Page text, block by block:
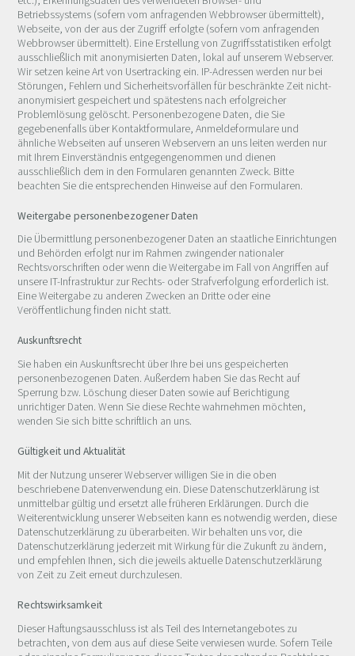
Betriebssystems (sofern vom anfragenden Webbrowser übermittelt),
Webseite, von der aus der Zugriff erfolgte (sofern vom anfragenden
Webbrowser übermittelt). Eine Erstellung von Zugriffsstatistiken erfolgt
ausschließlich mit anonymisierten Daten, lokal auf unserem Webserver.
Wir setzen keine Art von Usertracking ein. IP-Adressen werden nur bei
Störungen, Fehlern und Sicherheitsvorfällen für beschränkte Zeit nicht-
anonymisiert gespeichert und spätestens nach erfolgreicher
Problemlösung gelöscht. Personenbezogene Daten, die Sie
gegebenenfalls über Kontaktformulare, Anmeldeformulare und
ähnliche Webseiten auf unseren Webservern an uns leiten werden nur
mit Ihrem Einverständnis entgegengenommen und dienen
ausschließlich dem in den Formularen genannten Zweck. Bitte
beachten Sie die entsprechenden Hinweise auf den Formularen.
Weitergabe personenbezogener Daten
Die Übermittlung personenbezogener Daten an staatliche Einrichtungen
und Behörden erfolgt nur im Rahmen zwingender nationaler
Rechtsvorschriften oder wenn die Weitergabe im Fall von Angriffen auf
unsere IT-Infrastruktur zur Rechts- oder Strafverfolgung erforderlich ist.
Eine Weitergabe zu anderen Zwecken an Dritte oder eine
Veröffentlichung finden nicht statt.
Auskunftsrecht
Sie haben ein Auskunftsrecht über Ihre bei uns gespeicherten
personenbezogenen Daten. Außerdem haben Sie das Recht auf
Sperrung bzw. Löschung dieser Daten sowie auf Berichtigung
unrichtiger Daten. Wenn Sie diese Rechte wahrnehmen möchten,
wenden Sie sich bitte schriftlich an uns.
Gültigkeit und Aktualität
Mit der Nutzung unserer Webserver willigen Sie in die oben
beschriebene Datenverwendung ein. Diese Datenschutzerklärung ist
unmittelbar gültig und ersetzt alle früheren Erklärungen. Durch die
Weiterentwicklung unserer Webseiten kann es notwendig werden, diese
Datenschutzerklärung zu überarbeiten. Wir behalten uns vor, die
Datenschutzerklärung jederzeit mit Wirkung für die Zukunft zu ändern,
und empfehlen Ihnen, sich die jeweils aktuelle Datenschutzerklärung
von Zeit zu Zeit erneut durchzulesen.
Rechtswirksamkeit
Dieser Haftungsausschluss ist als Teil des Internetangebotes zu
betrachten, von dem aus auf diese Seite verwiesen wurde. Sofern Teile